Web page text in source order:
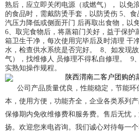
熟后，应立即关闭电源（或燃气）， 以免
的食品时，需戴防烫手套，以防烫伤 5、
汽压力降低或侧面开门 后再取出食物，以
6、取完食物后，将蒸箱门关好，益于保护
箱卫生干净，每次使用完毕后及时清理 干
水，检查供水系统是否完好。 8、如发现
气），找维修人 员修理不得私自修理。 9
实熟知操作规程。
陕西渭南二客户团购的
公司产品质量优良，性能稳定，节能
本，使用方便，功能齐全，企业各类系列
保修期内免收维修费和服务费。售后无忧
扬。欢迎您来电咨询。我们诚心对待每一